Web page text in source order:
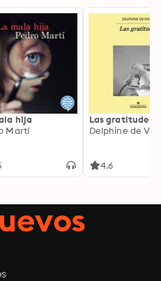
hija
Martí
Las gratitudes
Delphine de
4.6